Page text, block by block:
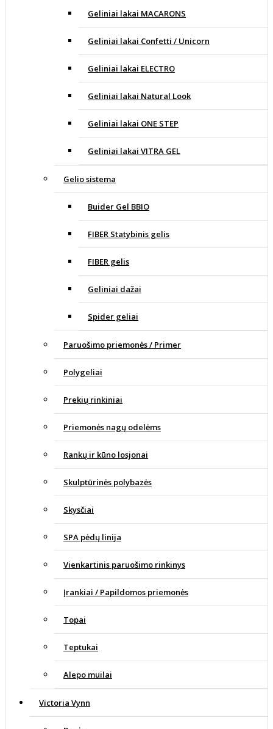
Geliniai lakai MACARONS
Geliniai lakai Confetti / Unicorn
Geliniai lakai ELECTRO
Geliniai lakai Natural Look
Geliniai lakai ONE STEP
Geliniai lakai VITRA GEL
Gelio sistema
Buider Gel BBIO
FIBER Statybinis gelis
FIBER gelis
Geliniai dažai
Spider geliai
Paruošimo priemonės / Primer
Polygeliai
Prekių rinkiniai
Priemonės nagų odelėms
Rankų ir kūno losjonai
Skulptūrinės polybazės
Skysčiai
SPA pėdų linija
Vienkartinis paruošimo rinkinys
Įrankiai / Papildomos priemonės
Topai
Teptukai
Alepo muilai
Victoria Vynn